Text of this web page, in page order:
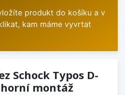
produkt do košíku a v
kam máme vyvrtat
Schock Typos D-
montáž